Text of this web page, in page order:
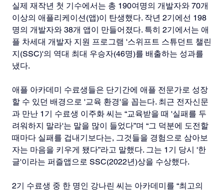
실제 재작년 첫 기수에서는 총 190여명의 개발자와 70개
이상의 애플리케이션(앱)이 탄생했다. 작년 2기에선 198
명의 개발자와 38개 앱이 만들어졌다. 특히 2기에서는 애
플 차세대 개발자 지원 프로그램 '스위프트 스튜던트 챌린
지(SSC)'의 역대 최대 우승자(46명)를 배출하는 성과를
냈다.
애플 아카데미 수료생들은 단기간에 애플 전문가로 성장
할 수 있던 배경으로 '교육 환경'을 꼽는다. 최근 전자신문
과 만난 1기 수료생 이주화 씨는 “교육받을 때 '실패를 두
려워하지 말라'는 말을 많이 들었다”며 “그 덕분에 도전할
때마다 실패를 겁내기보다는, 그것들을 경험으로 삼아보
자는 마음을 키우게 됐다”라고 말했다. 그는 1기 당시 '한
글'이라는 퍼즐앱으로 SSC(2022년)상을 수상했다.
2기 수료생 중 한 명인 강나린 씨는 아카데미를 “최고의